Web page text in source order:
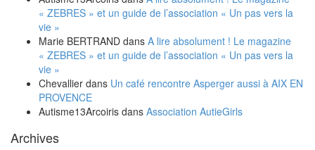
« ZEBRES » et un guide de l’association « Un pas vers la
vie »
Marie BERTRAND dans A lire absolument ! Le magazine
« ZEBRES » et un guide de l’association « Un pas vers la
vie »
Chevallier dans Un café rencontre Asperger aussi à AIX EN
PROVENCE
Autisme13Arcoiris dans Association AutieGirls
Archives